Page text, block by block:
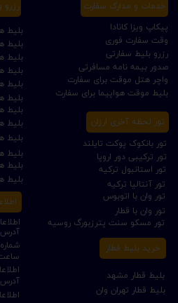
تور ترکیبی دور اروپا
رزرو بلیط سفارتی
پیکاپ ویزا کانادا
بلیط
بلیط
بلیط
بلیط
بلیط
بلیط
بلیط قطار تهران وان
بلیط قطار مشهد
بلیط موقت هواپیما برای سفارت
واچر هتل موقت برای سفارت
بلیط
بلیط
بلیط
بلیط
بلیط
بلیط
صدور بیمه نامه مسافرتی
تور آنتالیا ترکیه
تور استانبول ترکیه
تور مسکو سنت پترزبورگ روسیه
تور وان با قطار
تور بانکوک پوکت تایلند
تور وان با اتوبوس
خرید بلیط قطار
خدمات و مدارک سفارت رزرو
تور لحظه آخری ارزان
وقت سفارت فوری